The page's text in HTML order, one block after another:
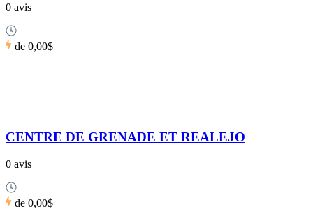
0 avis
de 0,00$
CENTRE DE GRENADE ET REALEJO
0 avis
de 0,00$